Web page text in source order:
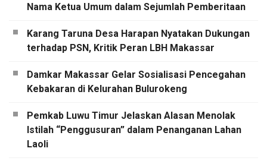
Nama Ketua Umum dalam Sejumlah Pemberitaan
Karang Taruna Desa Harapan Nyatakan Dukungan
terhadap PSN, Kritik Peran LBH Makassar
Damkar Makassar Gelar Sosialisasi Pencegahan
Kebakaran di Kelurahan Bulurokeng
Pemkab Luwu Timur Jelaskan Alasan Menolak
Istilah “Penggusuran” dalam Penanganan Lahan
Laoli